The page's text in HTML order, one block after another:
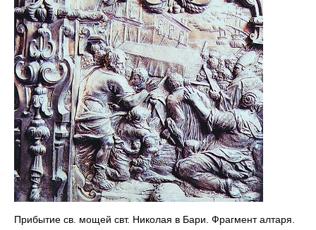
Прибытие св. мощей свт. Николая в Бари. Фрагмент алтаря.